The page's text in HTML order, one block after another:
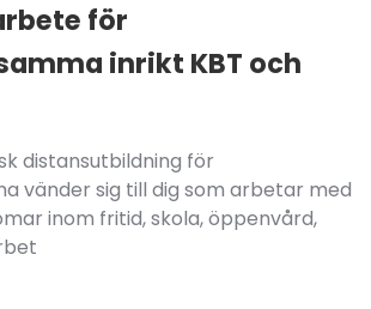
för
inrikt KBT och
distansutbildning för
vänder sig till dig som arbetar med
inom fritid, skola, öppenvård,